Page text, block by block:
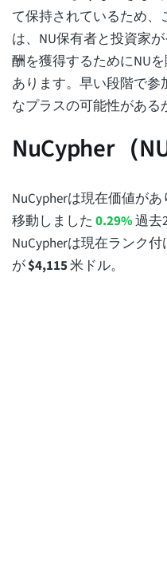
て保持されているため
は、NU保有者と投資家
酬を獲得するためにNU
あります。早い段階で参
なプラスの可能性がある
NuCypher（
NuCypherは現在価値があ
移動しました0.29%過去
NuCypherは現在ランク
が$4,115米ドル。